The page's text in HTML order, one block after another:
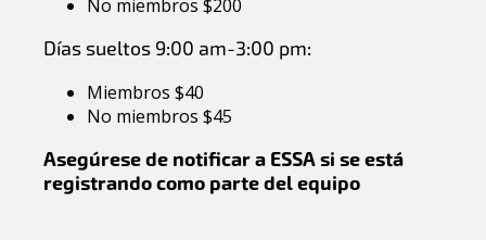
No miembros $200
Días sueltos 9:00 am-3:00 pm:
Miembros $40
No miembros $45
Asegúrese de notificar a ESSA si se está
registrando como parte del equipo